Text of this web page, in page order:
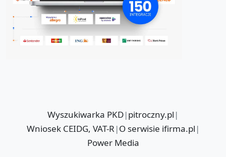
Wyszukiwarka PKD|pitroczny.pl |
Wniosek CEIDG, VAT-R |O serwisie ifirma.pl |
Power Media